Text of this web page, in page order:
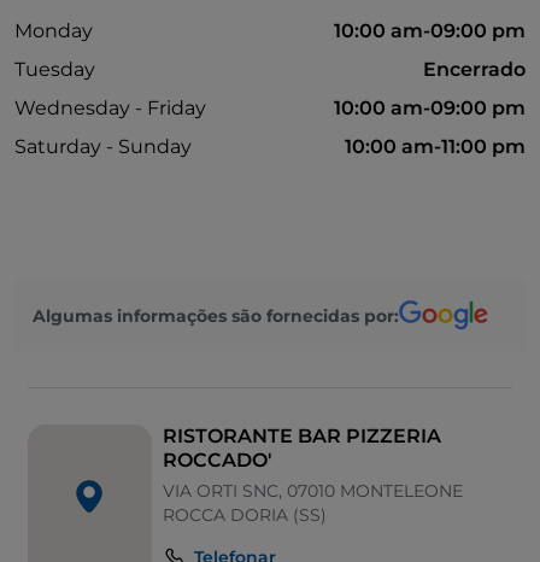
Menu infantil
PayPal
Monday
10:00 am-09:00 pm
Tuesday
Encerrado
Wednesday - Friday
10:00 am-09:00 pm
Saturday - Sunday
10:00 am-11:00 pm
Algumas informações são fornecidas por:
RISTORANTE BAR PIZZERIA
ROCCADO'
VIA ORTI SNC, 07010 MONTELEONE
ROCCA DORIA (SS)
Telefonar